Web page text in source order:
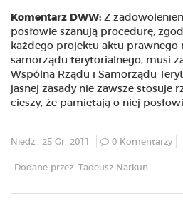
Komentarz DWW: Z
posłowie szanują procedurę,
każdego projektu aktu prawnego
samorządu terytorialnego, musi
Wspólna Rządu i Samorządu
jasnej zasady nie zawsze stosuje
cieszy, że pamiętają o niej
Niedz., 25 Gr. 2011 0 Komentarzy
Dodane przez: Tadeusz Narkun